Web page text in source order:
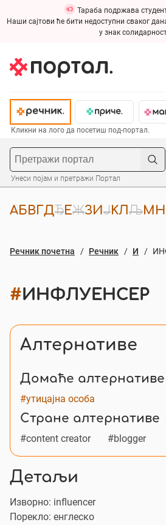
Тараба подржава
Наши сајтови ће бити недоступни сваког
у знак
Кликни на лого да посетиш под-портал.
Унеси појам и претражи Портал
АБВГ ДЂЕЖЗИЈКЛЉМН
Речник почетна Речник И
#ИНФЛУЕНСЕР
Алтернативе
Домаће алтернативе
#утицајна особа
Стране алтернативе
#content creator #blogger
Детаљи
Изворно: influencer
Порекло: енглеско